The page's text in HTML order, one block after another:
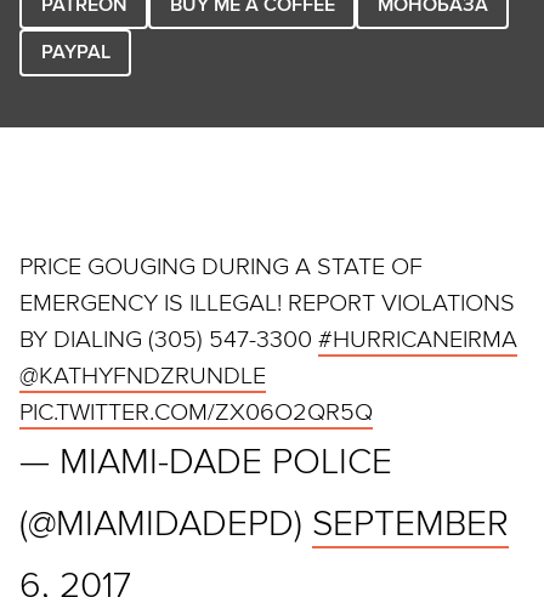
PATREON BUY ME A COFFEE
МОНОБАЗА
PAYPAL
PRICE GOUGING DURING A STATE OF
EMERGENCY IS ILLEGAL! REPORT VIOLATIONS
BY DIALING (305) 547-3300 #HURRICANEIRMA
@KATHYFNDZRUNDLE
PIC.TWITTER.COM/ZX06O2QR5Q
— MIAMI-DADE POLICE
(@MIAMIDADEPD) SEPTEMBER
6, 2017